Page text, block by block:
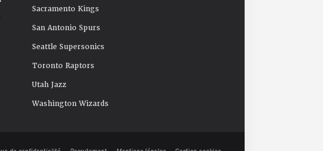
Sacramento Kings
San Antonio Spurs
Seattle Supersonics
Toronto Raptors
Utah Jazz
Washington Wizards